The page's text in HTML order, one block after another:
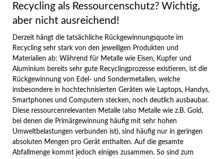
Recycling als Ressourcenschutz? Wichtig,
aber nicht ausreichend!
Derzeit hängt die tatsächliche Rückgewinnungsquote im
Recycling sehr stark von den jeweiligen Produkten und
Materialien ab: Während für Metalle wie Eisen, Kupfer und
Aluminium bereits sehr gute Recyclingprozesse existieren, ist die
Rückgewinnung von Edel- und Sondermetallen, welche
insbesondere in hochtechnisierten Geräten wie Laptops, Handys,
Smartphones und Computern stecken, noch deutlich ausbaubar.
Diese ressourcenrelevanten Metalle (also Metalle wie z.B. Gold,
bei denen die Primärgewinnung häufig mit sehr hohen
Umweltbelastungen verbunden ist), sind häufig nur in geringen
absoluten Mengen pro Gerät enthalten. Auf die gesamte
Abfallmenge kommt jedoch einiges zusammen. So sind zum